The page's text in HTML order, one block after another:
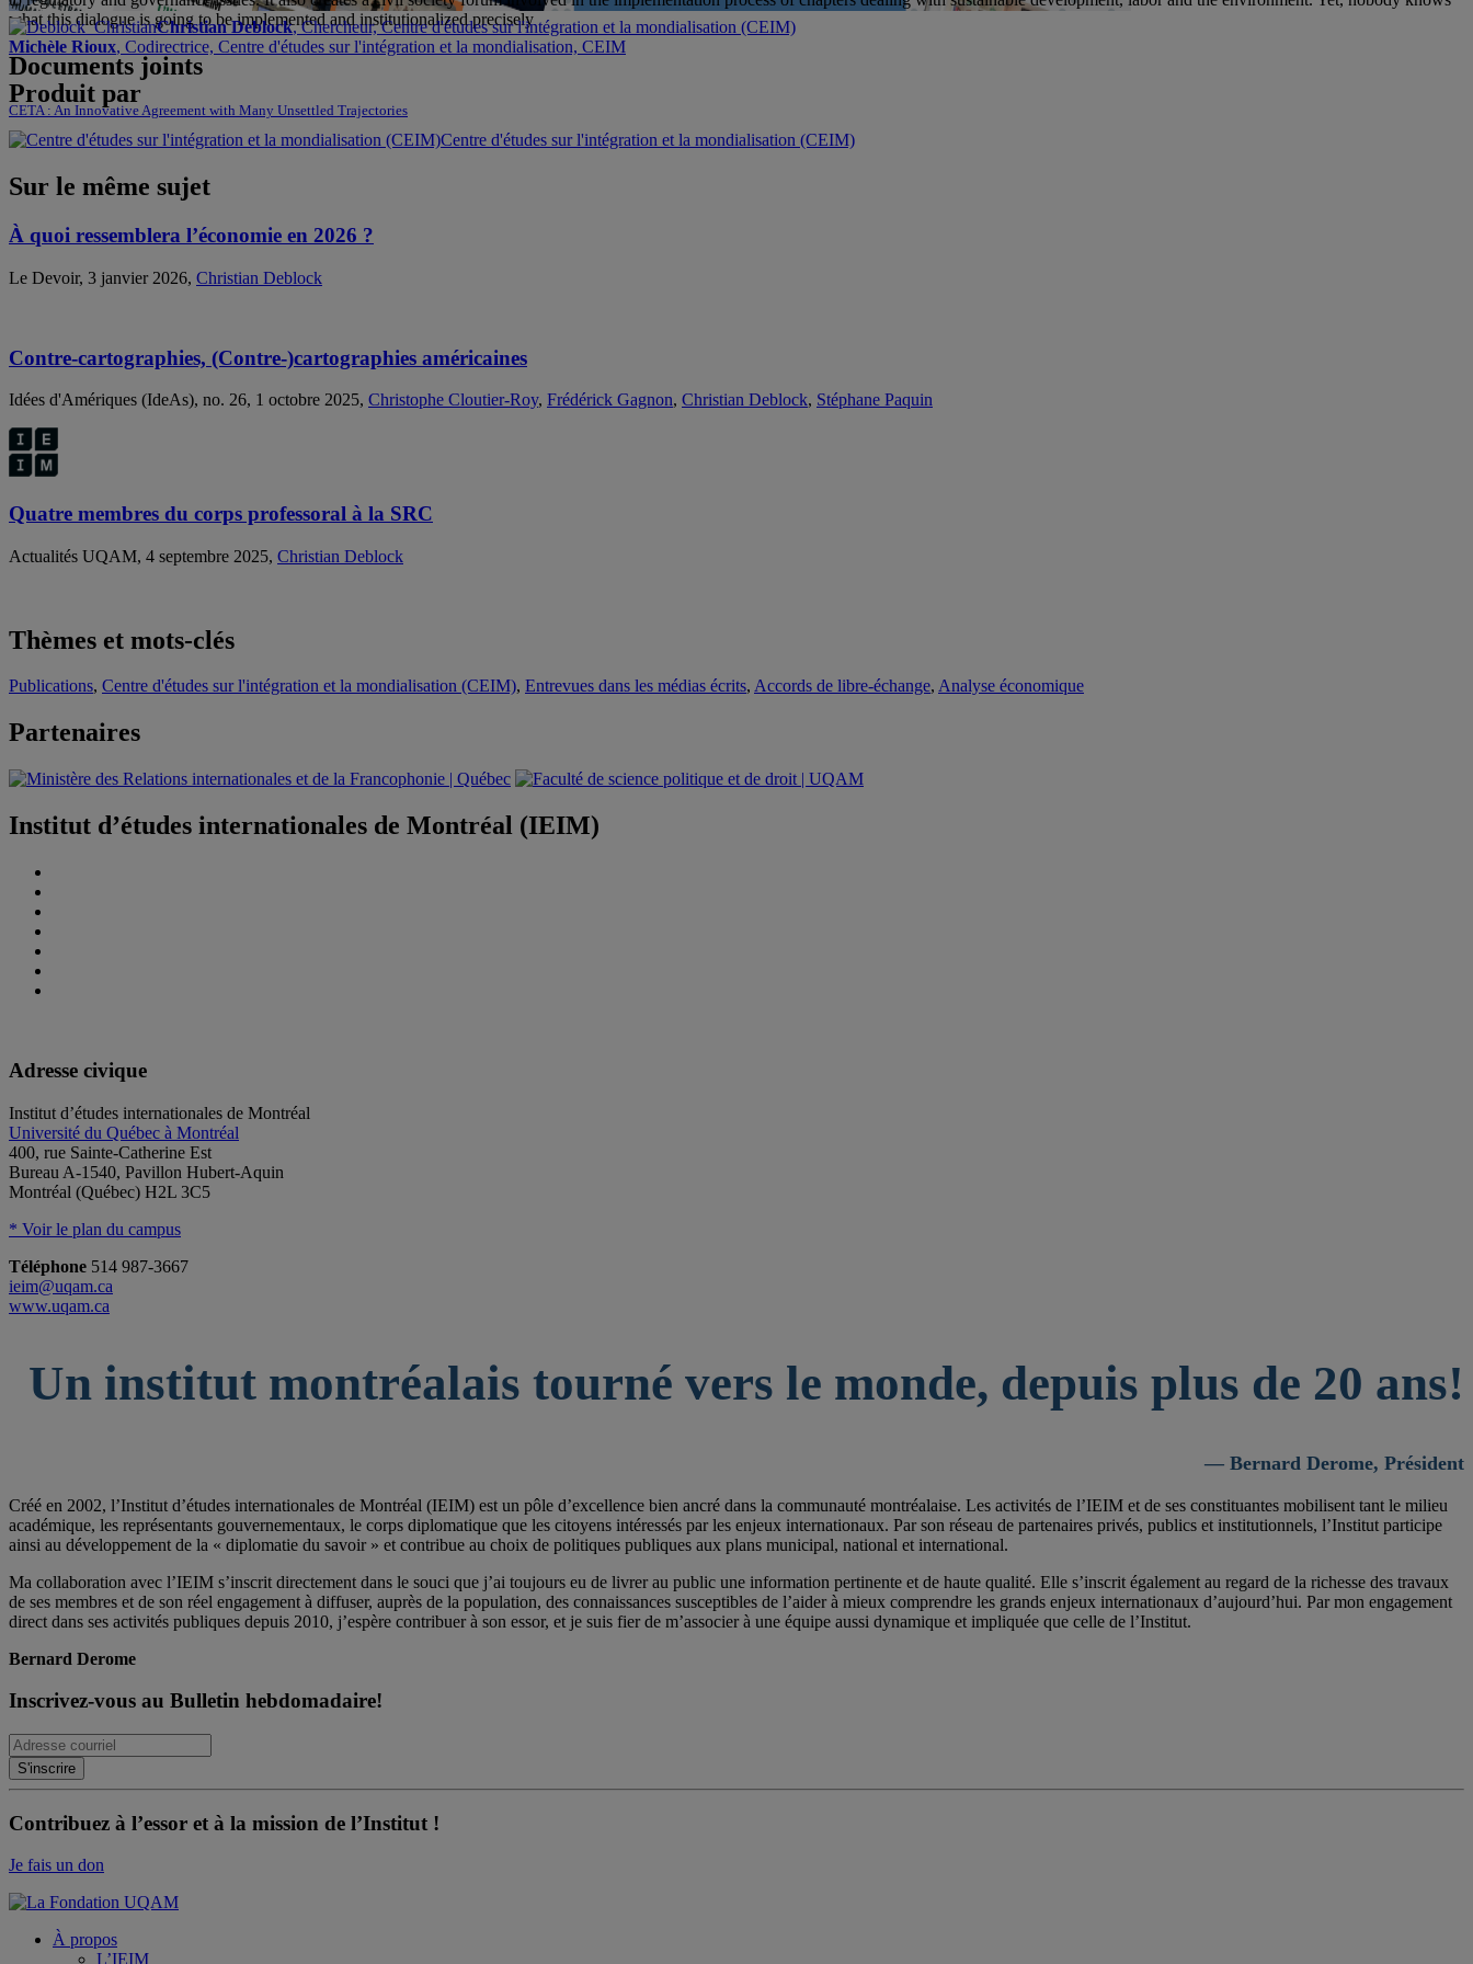
what this dialogue is going to be implemented and institutionalized precisely
Documents joints
CETA : An Innovative Agreement with Many Unsettled Trajectories
Christian Deblock, Chercheur, Centre d'études sur l'intégration et la mondialisation (CEIM)
Michèle Rioux, Codirectrice, Centre d'études sur l'intégration et la mondialisation, CEIM
Produit par
Centre d'études sur l'intégration et la mondialisation (CEIM)
Sur le même sujet
À quoi ressemblera l’économie en 2026 ?
Le Devoir, 3 janvier 2026, Christian Deblock
Contre-cartographies, (Contre-)cartographies américaines
Idées d'Amériques (IdeAs), no. 26, 1 octobre 2025, Christophe Cloutier-Roy, Frédérick Gagnon, Christian Deblock, Stéphane Paquin
Quatre membres du corps professoral à la SRC
Actualités UQAM, 4 septembre 2025, Christian Deblock
Thèmes et mots-clés
Publications, Centre d'études sur l'intégration et la mondialisation (CEIM), Entrevues dans les médias écrits, Accords de libre-échange, Analyse économique
Partenaires
Institut d’études internationales de Montréal (IEIM)
Adresse civique
Institut d’études internationales de Montréal
Université du Québec à Montréal
400, rue Sainte-Catherine Est
Bureau A-1540, Pavillon Hubert-Aquin
Montréal (Québec) H2L 3C5
* Voir le plan du campus
Téléphone 514 987-3667
ieim@uqam.ca
www.uqam.ca
Un institut montréalais tourné vers le monde, depuis plus de 20 ans!
— Bernard Derome, Président
Créé en 2002, l’Institut d’études internationales de Montréal (IEIM) est un pôle d’excellence bien ancré dans la communauté montréalaise. Les activités de l’IEIM et de ses constituantes mobilisent tant le milieu
académique, les représentants gouvernementaux, le corps diplomatique que les citoyens intéressés par les enjeux internationaux. Par son réseau de partenaires privés, publics et institutionnels, l’Institut participe
ainsi au développement de la « diplomatie du savoir » et contribue au choix de politiques publiques aux plans municipal, national et international.
Ma collaboration avec l’IEIM s’inscrit directement dans le souci que j’ai toujours eu de livrer au public une information pertinente et de haute qualité. Elle s’inscrit également au regard de la richesse des travaux
de ses membres et de son réel engagement à diffuser, auprès de la population, des connaissances susceptibles de l’aider à mieux comprendre les grands enjeux internationaux d’aujourd’hui. Par mon engagement
direct dans ses activités publiques depuis 2010, j’espère contribuer à son essor, et je suis fier de m’associer à une équipe aussi dynamique et impliquée que celle de l’Institut.
Bernard Derome
Inscrivez-vous au Bulletin hebdomadaire!
Contribuez à l’essor et à la mission de l’Institut !
Je fais un don
À propos
L’IEIM